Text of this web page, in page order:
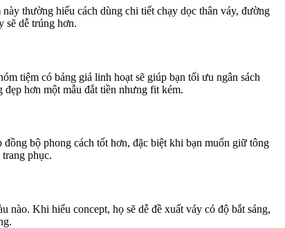
thường hiểu cách dùng chi tiết chạy dọc thân váy, đường
sẽ dễ trúng hơn.
tiệm có bảng giá linh hoạt sẽ giúp bạn tối ưu ngân sách
hơn một mẫu đắt tiền nhưng fit kém.
bộ phong cách tốt hơn, đặc biệt khi bạn muốn giữ tông
phục.
nào. Khi hiểu concept, họ sẽ dễ đề xuất váy có độ bắt sáng,